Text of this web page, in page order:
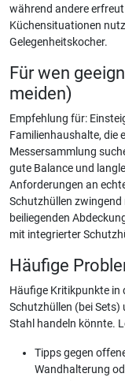
während andere
Küchensituationen
Gelegenheitskocher.
Für wen
meiden)
Empfehlung für:
Familienhaushalte, die
Messersammlung
gute Balance und
Anforderungen an
Schutzhüllen
beiliegenden
mit integrierter
Häufige
Häufige Kritikpunkte in
Schutzhüllen (bei
Stahl handeln könnte.
Tipps gegen
Wandhalterung